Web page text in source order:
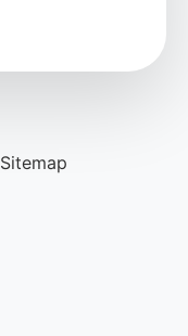
Sitemap